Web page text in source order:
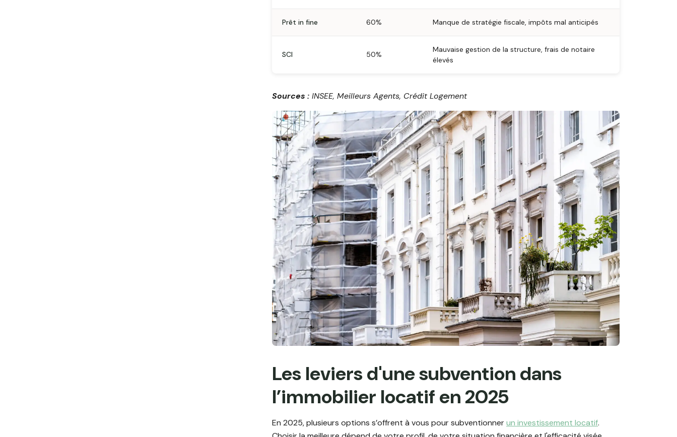
Prêt in fine 60% Manque de stratégie fiscale, impôts mal anticipés
SCI 50%
Mauvaise gestion de la structure, frais de notaire
élevés
Sources : INSEE, Meilleurs Agents, Crédit Logement
Les leviers d'une subvention dans
l’immobilier locatif en 2025
En 2025, plusieurs options s’offrent à vous pour subventionnerun investissement locatif.